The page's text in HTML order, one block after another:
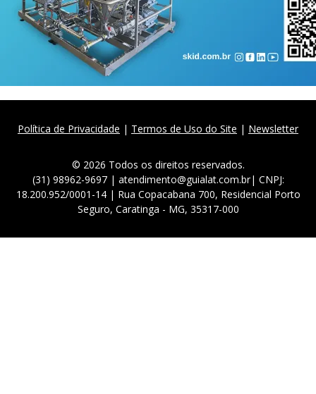
Política de Privacidade | Termos de Uso do Site | Newsletter
© 2026 Todos os direitos reservados.
(31) 98962-9697 | atendimento@guialat.com.br| CNPJ:
18.200.952/0001-14 | Rua Copacabana 700, Residencial Porto
Seguro, Caratinga - MG, 35317-000